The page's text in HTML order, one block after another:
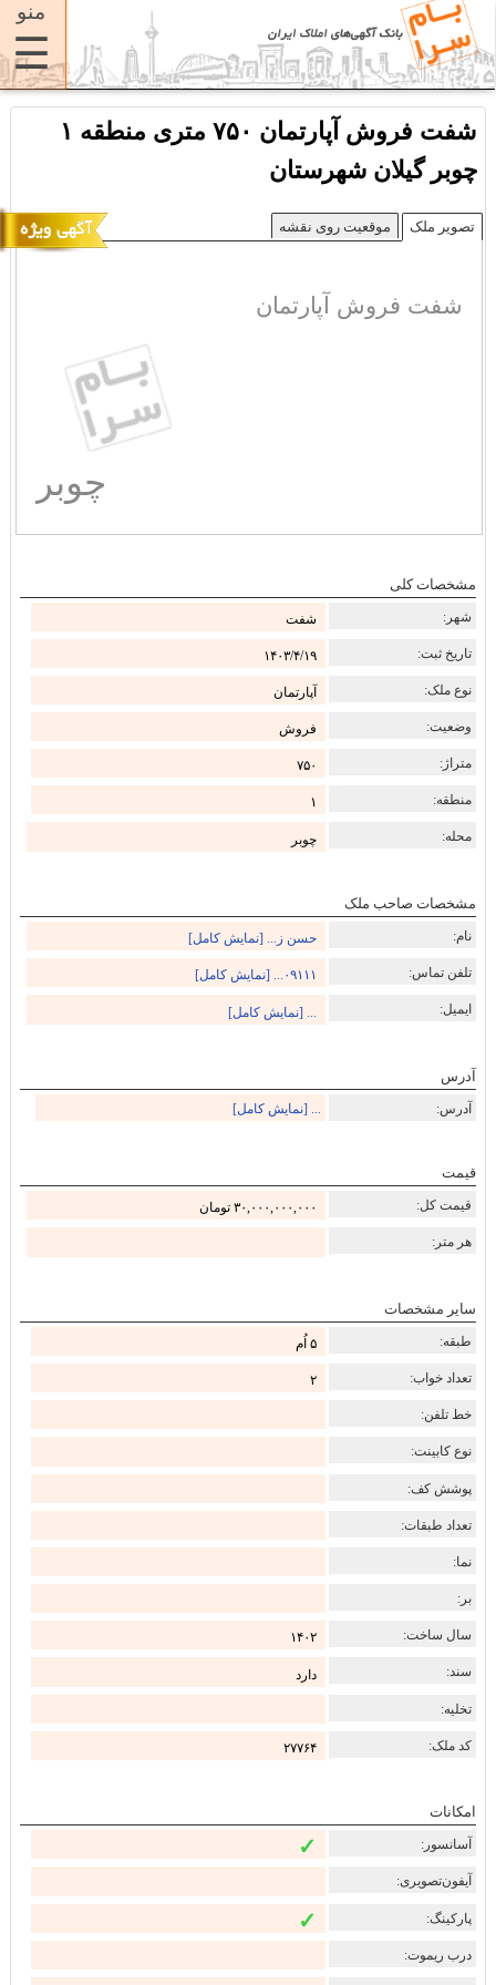
منو
☰
شفت فروش آپارتمان ۷۵۰ متری منطقه ۱
چوبر گیلان شهرستان
تصویر ملک موقعیت روی نقشه
شفت فروش آپارتمان
چوبر
مشخصات کلی
شهر: شفت
تاریخ ثبت: ۱۴۰۳/۴/۱۹
نوع ملک: آپارتمان
وضعیت: فروش
متراژ: ۷۵۰
منطقه: ۱
محله: چوبر
مشخصات صاحب ملک
نام: حسن ز... [نمایش کامل]
تلفن تماس: ۰۹۱۱۱... [نمایش کامل]
ایمیل: ... [نمایش کامل]
آدرس
آدرس: ... [نمایش کامل]
قیمت
قیمت کل: ۳۰,۰۰۰,۰۰۰,۰۰۰ تومان
هر متر:
سایر مشخصات
طبقه: ۵ اُم
تعداد خواب: ۲
خط تلفن:
نوع کابینت:
پوشش کف:
تعداد طبقات:
نما:
بر:
سال ساخت: ۱۴۰۲
سند: دارد
تخلیه:
کد ملک: ۲۷۷۶۴
امکانات
آسانسور: ✓
آیفون‌تصویری:
پارکینگ: ✓
درب ریموت: